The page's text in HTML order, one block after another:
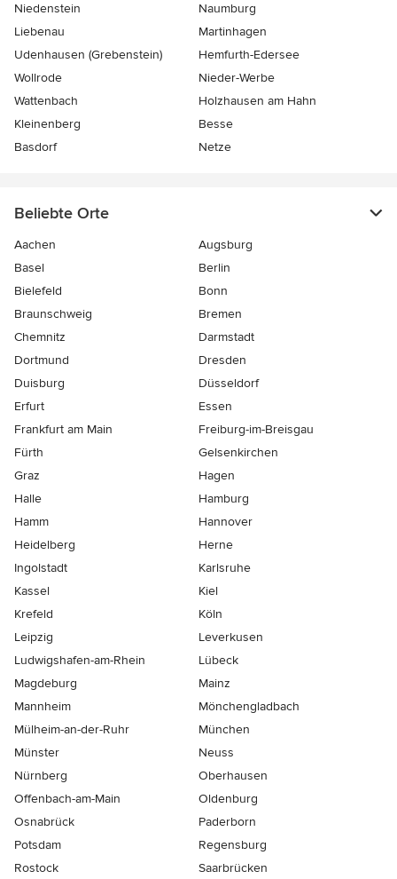
Niedenstein
Naumburg
Liebenau
Martinhagen
Udenhausen (Grebenstein)
Hemfurth-Edersee
Wollrode
Nieder-Werbe
Wattenbach
Holzhausen am Hahn
Kleinenberg
Besse
Basdorf
Netze
Beliebte Orte
Aachen
Augsburg
Basel
Berlin
Bielefeld
Bonn
Braunschweig
Bremen
Chemnitz
Darmstadt
Dortmund
Dresden
Duisburg
Düsseldorf
Erfurt
Essen
Frankfurt am Main
Freiburg-im-Breisgau
Fürth
Gelsenkirchen
Graz
Hagen
Halle
Hamburg
Hamm
Hannover
Heidelberg
Herne
Ingolstadt
Karlsruhe
Kassel
Kiel
Krefeld
Köln
Leipzig
Leverkusen
Ludwigshafen-am-Rhein
Lübeck
Magdeburg
Mainz
Mannheim
Mönchen­gladbach
Mülheim-an-der-Ruhr
München
Münster
Neuss
Nürnberg
Oberhausen
Offenbach-am-Main
Oldenburg
Osnabrück
Paderborn
Potsdam
Regensburg
Rostock
Saarbrücken